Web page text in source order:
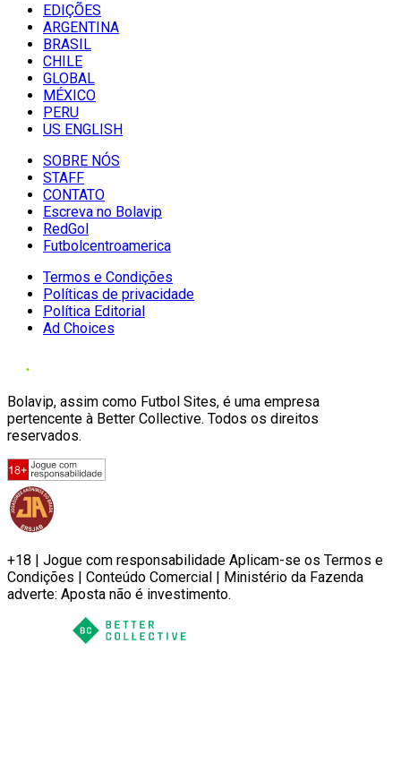
EDIÇÕES
ARGENTINA
BRASIL
CHILE
GLOBAL
MÉXICO
PERU
US ENGLISH
SOBRE NÓS
STAFF
CONTATO
Escreva no Bolavip
RedGol
Futbolcentroamerica
Termos e Condições
Políticas de privacidade
Política Editorial
Ad Choices
Bolavip, assim como Futbol Sites, é uma empresa
pertencente à Better Collective. Todos os direitos
reservados.
+18 | Jogue com responsabilidade Aplicam-se os Termos e
Condições | Conteúdo Comercial | Ministério da Fazenda
adverte: Aposta não é investimento.